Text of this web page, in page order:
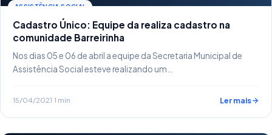
ASSISTÊNCIA SOCIAL
Cadastro Único: Equipe da realiza cadastro na
comunidade Barreirinha
Nos dias 05 e 06 de abril a equipe da Secretaria Municipal de
Assistência Social esteve realizando um…
15/04/2021·1 min Ler mais